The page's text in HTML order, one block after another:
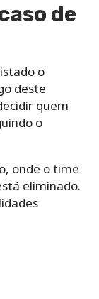
de
o
deste
quem
o
onde o time
eliminado.